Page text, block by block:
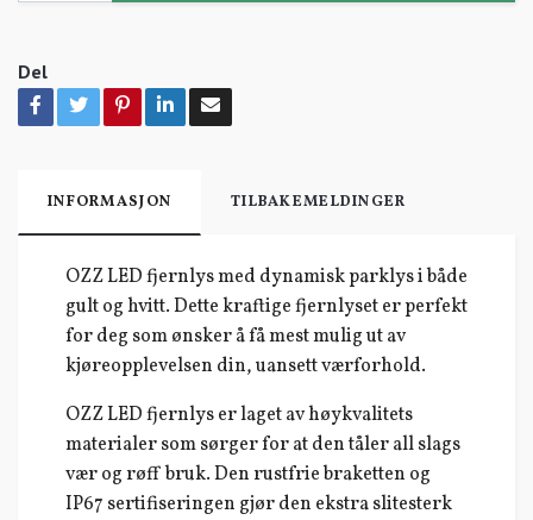
Del
INFORMASJON TILBAKEMELDINGER
OZZ LED fjernlys med dynamisk parklys i både
gult og hvitt. Dette kraftige fjernlyset er perfekt
for deg som ønsker å få mest mulig ut av
kjøreopplevelsen din, uansett værforhold.
OZZ LED fjernlys er laget av høykvalitets
materialer som sørger for at den tåler all slags
vær og røff bruk. Den rustfrie braketten og
IP67 sertifiseringen gjør den ekstra slitesterk